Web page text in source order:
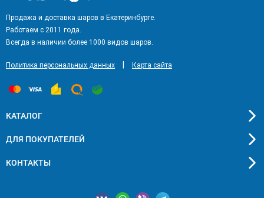
Продажа и доставка шаров в Екатеринбурге.
Работаем с 2011 года.
Всегда в наличии более 1000 видов шаров.
Политика персональных данных Карта сайта
КАТАЛОГ
ДЛЯ ПОКУПАТЕЛЕЙ
КОНТАКТЫ